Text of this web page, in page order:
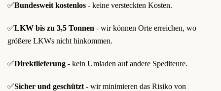
✅Bundesweit kostenlos - keine versteckten Kosten.
✅LKW bis zu 3,5 Tonnen - wir können Orte erreichen, wo
größere LKWs nicht hinkommen.
✅Direktlieferung - kein Umladen auf andere Spediteure.
✅Sicher und geschützt - wir minimieren das Risiko von